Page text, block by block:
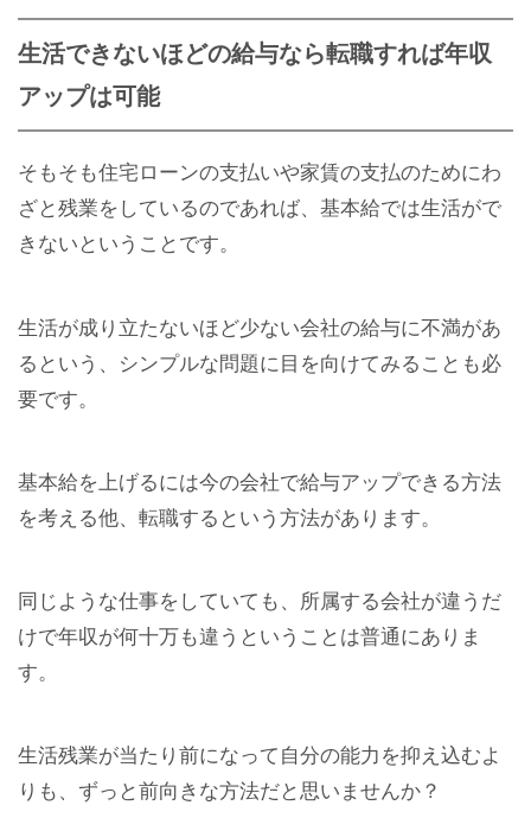
生活できないほどの給与なら転職すれば年収
アップは可能
そもそも住宅ローンの支払いや家賃の支払のためにわ
ざと残業をしているのであれば、基本給では生活がで
きないということです。
生活が成り立たないほど少ない会社の給与に不満があ
るという、シンプルな問題に目を向けてみることも必
要です。
基本給を上げるには今の会社で給与アップできる方法
を考える他、転職するという方法があります。
同じような仕事をしていても、所属する会社が違うだ
けで年収が何十万も違うということは普通にありま
す。
生活残業が当たり前になって自分の能力を抑え込むよ
りも、ずっと前向きな方法だと思いませんか？